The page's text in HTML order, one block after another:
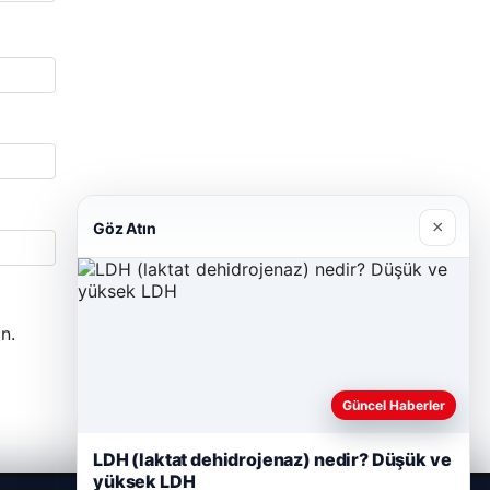
Göz Atın ×
Güncel Haberler
LDH (laktat dehidrojenaz) nedir? Düşük ve
yüksek LDH